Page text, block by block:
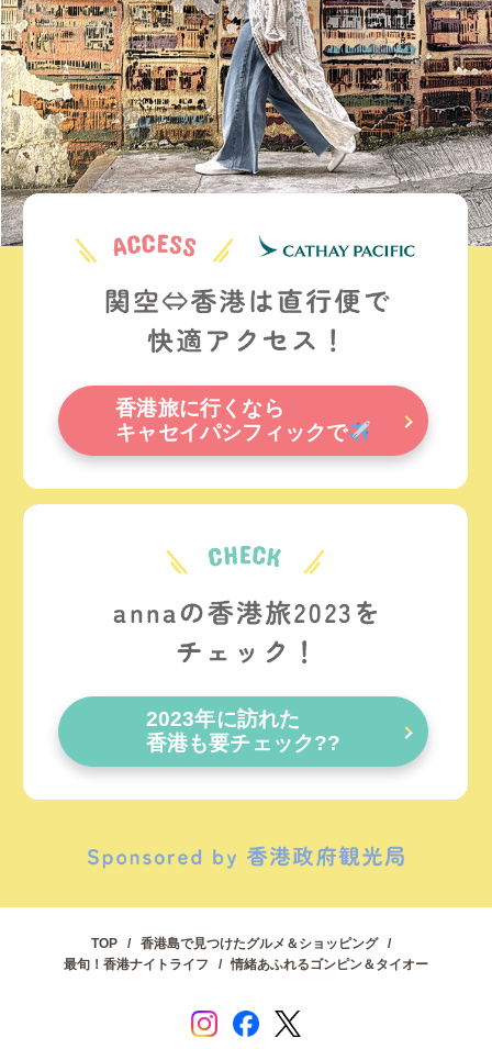
香港旅に行くなら
キャセイパシフィックで
2023年に訪れた
香港も要チェック??
TOP
香港島で見つけたグルメ＆ショッピング
最旬！香港ナイトライフ
情緒あふれるゴンピン＆タイオー